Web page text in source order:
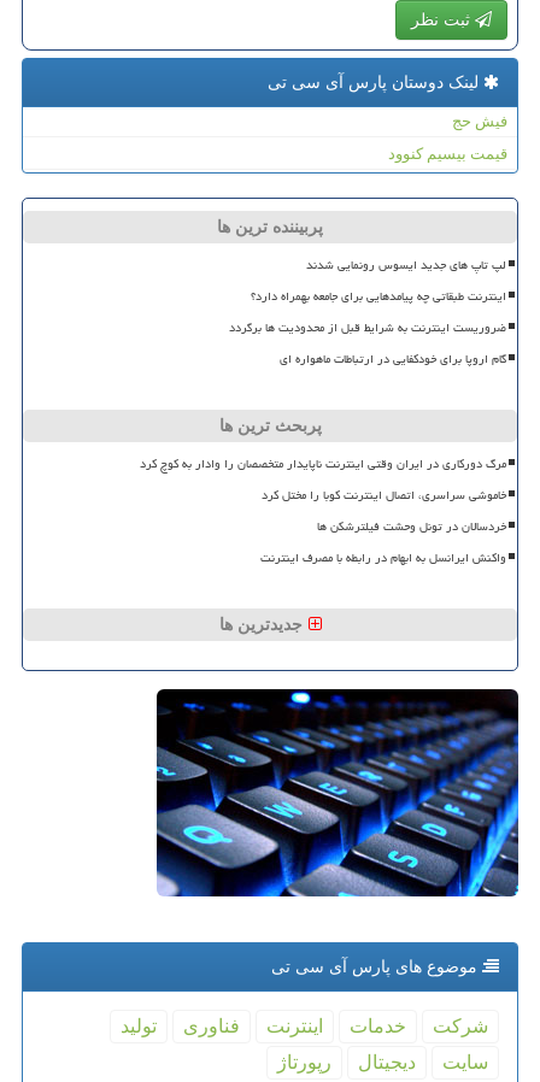
ثبت نظر
لینک دوستان پارس آی سی تی
فیش حج
قیمت بیسیم کنوود
پربیننده ترین ها
لپ تاپ های جدید ایسوس رونمایی شدند
اینترنت طبقاتی چه پیامدهایی برای جامعه بهمراه دارد؟
ضروریست اینترنت به شرایط قبل از محدودیت ها برگردد
گام اروپا برای خودکفایی در ارتباطات ماهواره ای
پربحث ترین ها
مرگ دورکاری در ایران وقتی اینترنت ناپایدار متخصصان را وادار به کوچ کرد
خاموشی سراسری، اتصال اینترنت کوبا را مختل کرد
خردسالان در تونل وحشت فیلترشکن ها
واکنش ایرانسل به ابهام در رابطه با مصرف اینترنت
جدیدترین ها
موضوع های پارس آی سی تی
شركت خدمات اینترنت فناوری
تولید
سایت
دیجیتال رپورتاژ